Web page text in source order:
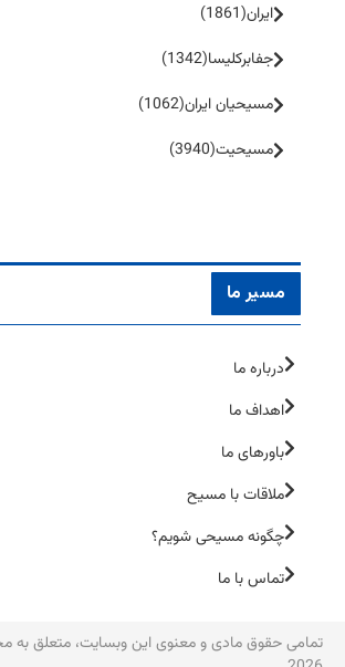
ایران(1861)
جفا‌بر‌کلیسا(1342)
مسیحیان ایران(1062)
مسیحیت(3940)
مسیر ما
درباره ما
اهداف ما
باورهای ما
ملاقات با مسیح
چگونه مسیحی شویم؟
تماس با ما
تمامی حقوق مادی و معنوی این وبسایت، متعلق به